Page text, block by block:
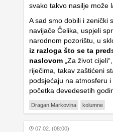
svako takvo nasilje može
A sad smo dobili i zenički
navijače Čelika, uspjeli
narodnom pozorištu, u
iz razloga što se ta
naslovom „Za život
riječima, takav zaštićeni
podsjećaju na atmosferu
početka devedesetih
Dragan Markovina kolumne
07.02. (08:00)